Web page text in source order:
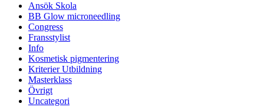
Ansök Skola
BB Glow microneedling
Congress
Fransstylist
Info
Kosmetisk pigmentering
Kriterier Utbildning
Masterklass
Övrigt
Uncategori